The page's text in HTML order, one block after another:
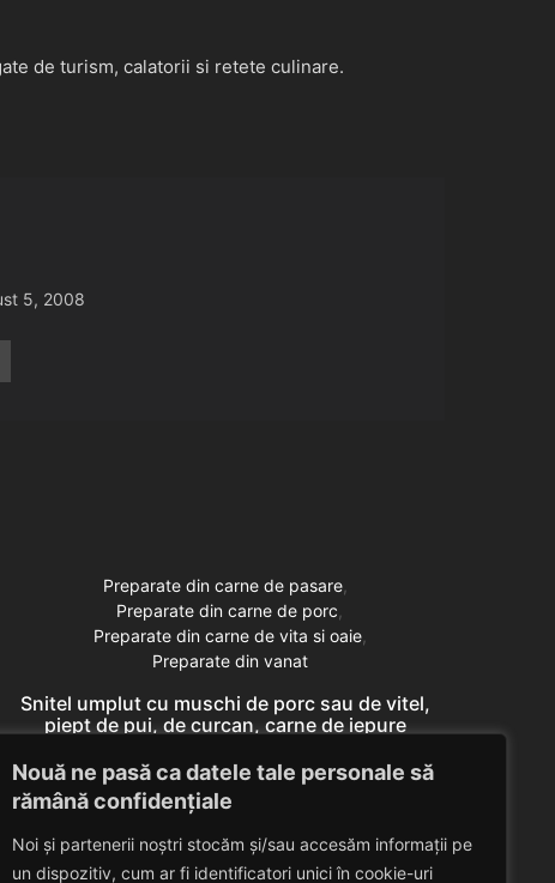
Nouă ne pasă ca datele tale personale să
rămână confidențiale
Noi și partenerii noștri stocăm și/sau accesăm informații pe
un dispozitiv, cum ar fi identificatori unici în cookie-uri
de turism, calatorii si retete culinare.
5, 2008
Preparate din carne de pasare
Preparate din carne de porc
Preparate din carne de vita si oaie
Preparate din vanat
Snitel umplut cu muschi de porc sau de vitel,
piept de pui, de curcan, carne de iepure
Eduard Nedelcu April 30, 2014